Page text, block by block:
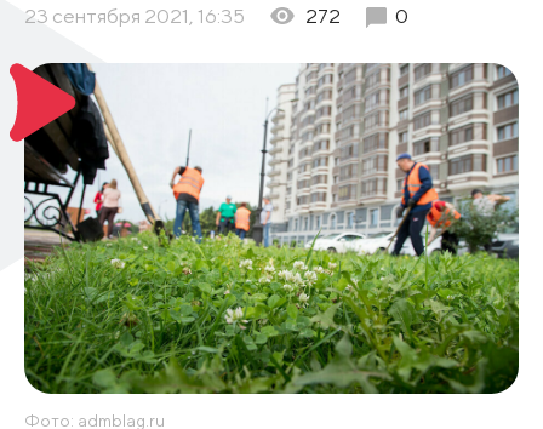
23 сентября 2021, 16:35 272 0
Фото: admblag.ru